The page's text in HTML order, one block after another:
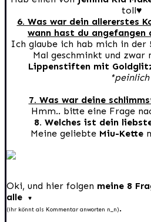
toll♥
6. Was war dein allererstes
wann hast du angefangen
Ich glaube ich hab mich in der
Mal geschminkt und zwar
Lippenstiften mit
7. Was war deine
Hmm.. bitte eine Frage
8. Welches ist dein
Meine geliebte Miu-Kette
Oki, und hier folgen meine 8
alle
♥
(ihr könnt als Kommentar anworten n_n).